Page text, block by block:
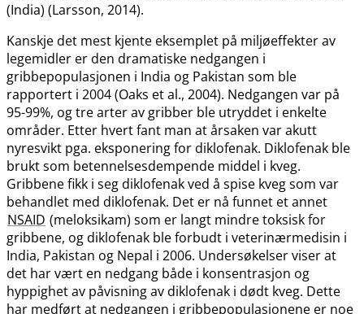
(India) (Larsson, 2014).
Kanskje det mest kjente eksemplet på miljøeffekter av
legemidler er den dramatiske nedgangen i
gribbepopulasjonen i India og Pakistan som ble
rapportert i 2004 (Oaks et al., 2004). Nedgangen var på
95-99%, og tre arter av gribber ble utryddet i enkelte
områder. Etter hvert fant man at årsaken var akutt
nyresvikt pga. eksponering for diklofenak. Diklofenak ble
brukt som betennelsesdempende middel i kveg.
Gribbene fikk i seg diklofenak ved å spise kveg som var
behandlet med diklofenak. Det er nå funnet et annet
NSAID (meloksikam) som er langt mindre toksisk for
gribbene, og diklofenak ble forbudt i veterinærmedisin i
India, Pakistan og Nepal i 2006. Undersøkelser viser at
det har vært en nedgang både i konsentrasjon og
hyppighet av påvisning av diklofenak i dødt kveg. Dette
har medført at nedgangen i gribbepopulasjonene er noe